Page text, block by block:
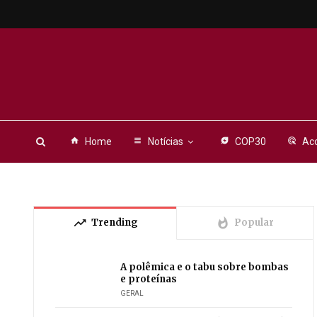
home Home view_headline Notícias energy_savings_leaf COP30 ads_click
trending_up Trending whatshot Popular
A polêmica e o tabu sobre bombas
e proteínas
GERAL